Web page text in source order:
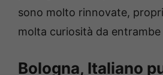
sono molto rinnovate,
molta curiosità da
Bologna, Italiano